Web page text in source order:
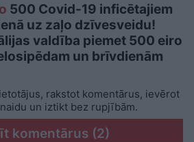
500 Covid-19 inficētajiem
uz zaļo dzīvesveidu!
valdība piemet 500 eiro
un brīvdienām
rakstot komentārus, ievērot
un iztikt bez rupjībām.
komentārus (2)